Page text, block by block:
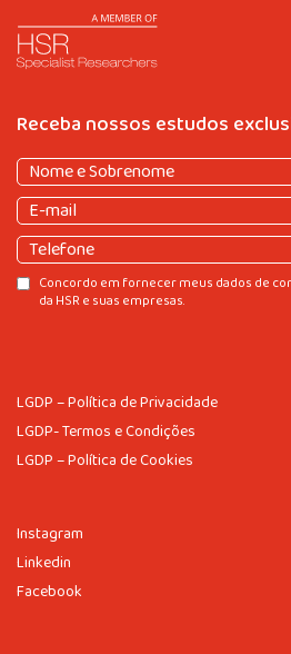
LGDP – Política de Privacidade
LGDP- Termos e Condições
LGDP – Política de Cookies
Instagram
Linkedin
Facebook
Receba nossos estudos
Nome
e
Sobrenome(obrigatório)
Nome
e
Sobrenome
E-
mail(obrigatório)
Telefone
Consentir
Concordo em fornecer meus dados de
da HSR e suas empresas.